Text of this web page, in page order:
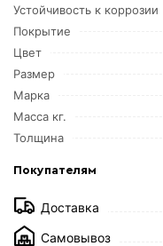
Устойчивость к коррозии
Покрытие
Цвет
Размер
Марка
Масса кг.
Толщина
Покупателям
Доставка
Самовывоз